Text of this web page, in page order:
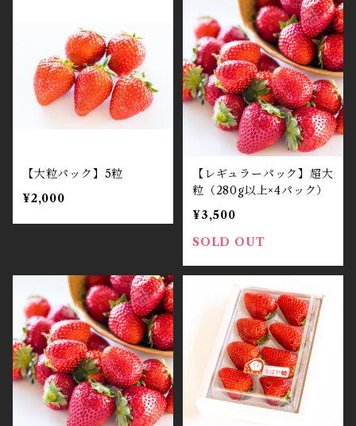
【大粒パック】5粒
¥2,000
【レギュラーパック】超大
粒（280g以上×4パック）
¥3,500
SOLD OUT